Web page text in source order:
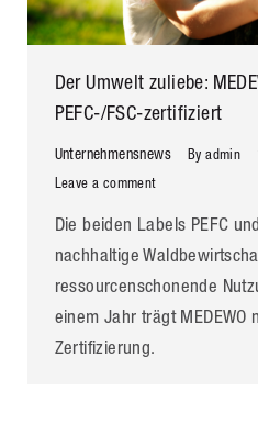
Der Umwelt zuliebe:
PEFC-/FSC-zertifiziert
Unternehmensnews Byadmin
Leave a comment
Die beiden Labels PEFC
nachhaltige
ressourcenschonende
einem Jahr trägt MEDEWO
Zertifizierung.